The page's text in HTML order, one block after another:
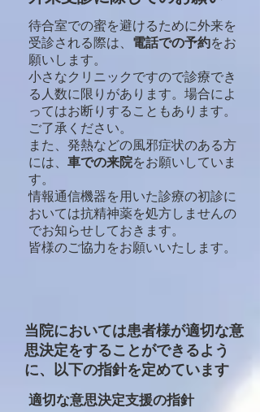
待合室での蜜を避けるために外来を
受診される際は、 電話での予約をお
願いします​。​
小さなクリニックですので診療でき
る人数に限りがあります。場合によ
ってはお断りすることもあります。
ご了承ください。
また、発熱などの風邪症状のある方
には、 車での来院をお願いしていま
す。
情報通信機器を用いた診療の初診に
おいては抗精神薬を処方しませんの
でお知らせしておきます。
​皆様のご協力をお願いいたします。
​​当院においては患者様が適切な意
思決定をすることができるよう
に、以下の指針を定めています
適切な意思決定支援の指針